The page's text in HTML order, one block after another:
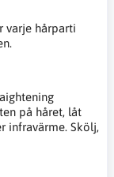
varje hårparti
på håret, låt
infravärme. Skölj,